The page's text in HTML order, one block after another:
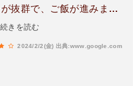
抜群で、ご飯が進みます
にしょうが焼のタレが絡
きを読む
2024/2/2(金) 出典:www.google.com